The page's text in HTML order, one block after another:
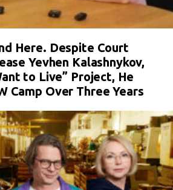
Here. Despite Court
Yevhen Kalashnykov,
to Live” Project, He
Camp Over Three Years